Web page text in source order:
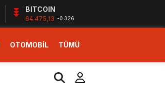
BITCOIN
64.475,13 -0.326
OTOMOBİL TÜMÜ